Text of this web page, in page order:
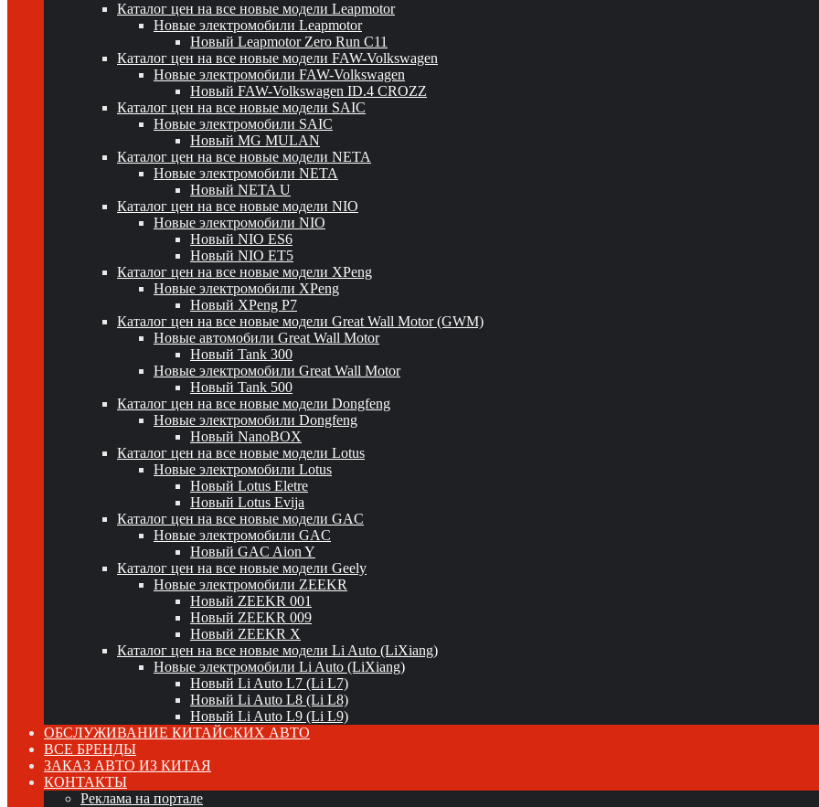
Каталог цен на все новые модели Leapmotor
Новые электромобили Leapmotor
Новый Leapmotor Zero Run C11
Каталог цен на все новые модели FAW-Volkswagen
Новые электромобили FAW-Volkswagen
Новый FAW-Volkswagen ID.4 CROZZ
Каталог цен на все новые модели SAIC
Новые электромобили SAIC
Новый MG MULAN
Каталог цен на все новые модели NETA
Новые электромобили NETA
Новый NETA U
Каталог цен на все новые модели NIO
Новые электромобили NIO
Новый NIO ES6
Новый NIO ET5
Каталог цен на все новые модели XPeng
Новые электромобили XPeng
Новый XPeng P7
Каталог цен на все новые модели Great Wall Motor (GWM)
Новые автомобили Great Wall Motor
Новый Tank 300
Новые электромобили Great Wall Motor
Новый Tank 500
Каталог цен на все новые модели Dongfeng
Новые электромобили Dongfeng
Новый NanoBOX
Каталог цен на все новые модели Lotus
Новые электромобили Lotus
Новый Lotus Eletre
Новый Lotus Evija
Каталог цен на все новые модели GAC
Новые электромобили GAC
Новый GAC Aion Y
Каталог цен на все новые модели Geely
Новые электромобили ZEEKR
Новый ZEEKR 001
Новый ZEEKR 009
Новый ZEEKR X
Каталог цен на все новые модели Li Auto (LiXiang)
Новые электромобили Li Auto (LiXiang)
Новый Li Auto L7 (Li L7)
Новый Li Auto L8 (Li L8)
Новый Li Auto L9 (Li L9)
ОБСЛУЖИВАНИЕ КИТАЙСКИХ АВТО
ВСЕ БРЕНДЫ
ЗАКАЗ АВТО ИЗ КИТАЯ
КОНТАКТЫ
Реклама на портале